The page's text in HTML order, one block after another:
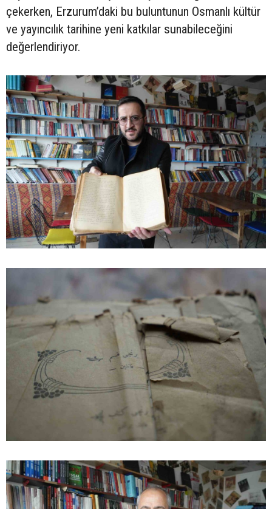
çekerken, Erzurum’daki bu buluntunun Osmanlı kültür
ve yayıncılık tarihine yeni katkılar sunabileceğini
değerlendiriyor.